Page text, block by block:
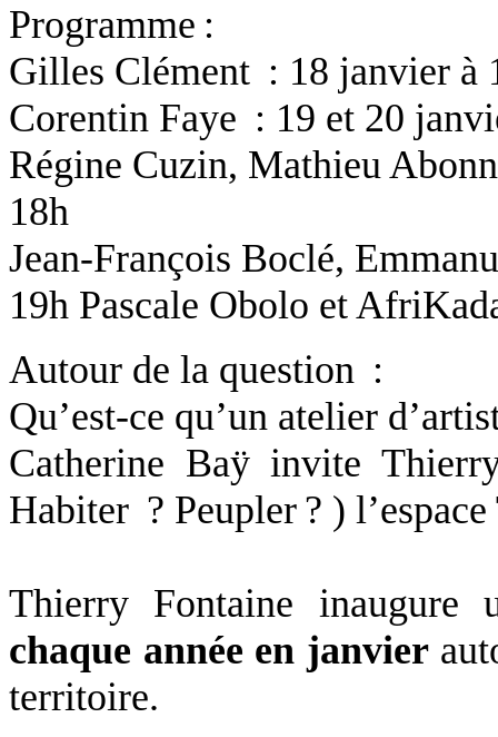
Programme :
Gilles Clément : 18 janvier à
Corentin Faye : 19 et 20
Régine Cuzin, Mathieu
18h
Jean-François Boclé,
19h Pascale Obolo et
Autour de la question :
Qu’est-ce qu’un atelier
Catherine Baÿinvite
Habiter ? Peupler ? ) l’espace
Thierry Fontaine inaugure
chaque année en janvier
territoire.